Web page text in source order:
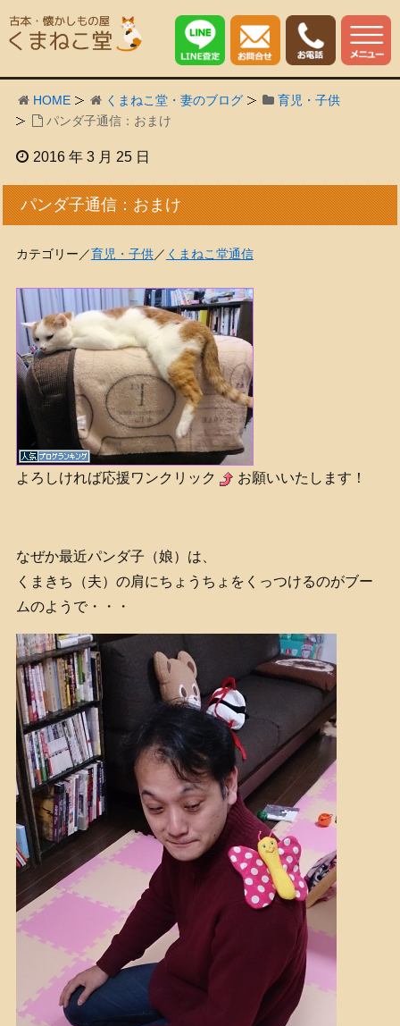
HOME くまねこ堂・妻のブログ
育児・子供
パンダ子通信：おまけ
2016 年 3 月 25 日
パンダ子通信：おまけ
カテゴリー／育児・子供／ くまねこ堂通信
よろしければ応援ワンクリック お願いいたします！
なぜか最近パンダ子（娘）は、
くまきち（夫）の肩にちょうちょをくっつけるのがブー
ムのようで・・・